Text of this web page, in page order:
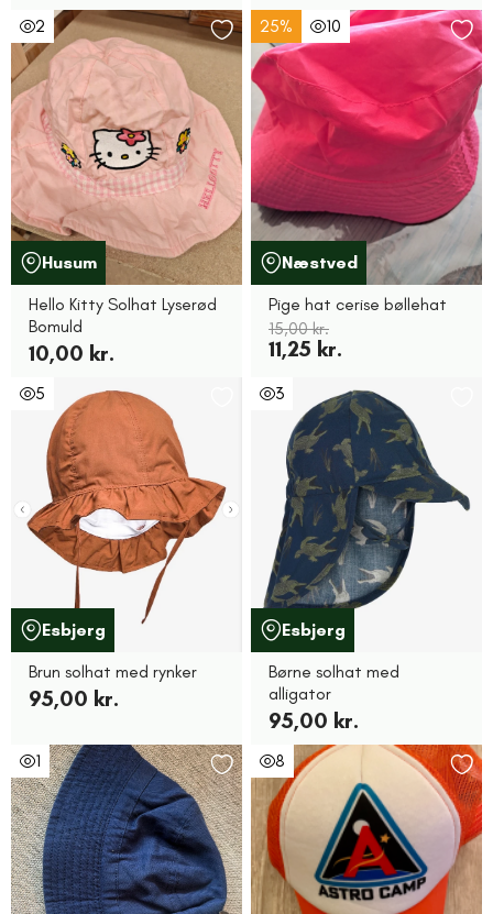
2
Husum
Hello Kitty Solhat Lyserød
Bomuld
10,00 kr.
25% 10
Næstved
Pige hat cerise bøllehat
15,00 kr.
11,25 kr.
5
Esbjerg
Brun solhat med rynker
95,00 kr.
3
Esbjerg
Børne solhat med
alligator
95,00 kr.
1 8